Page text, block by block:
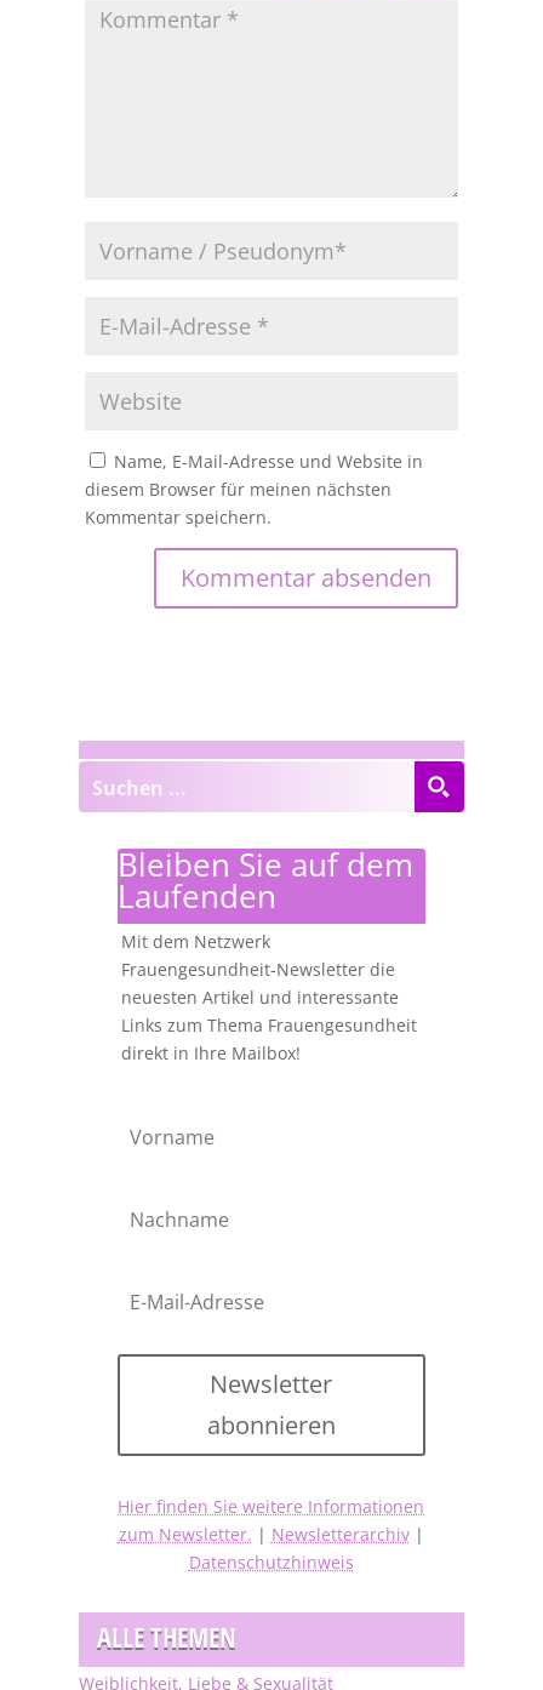
Name, E-Mail-Adresse und Website in
diesem Browser für meinen nächsten
Kommentar speichern.
Bleiben Sie auf dem
Laufenden
Mit dem Netzwerk
Frauengesundheit-Newsletter die
neuesten Artikel und interessante
Links zum Thema Frauengesundheit
direkt in Ihre Mailbox!
Newsletter
abonnieren
Hier finden Sie weitere Informationen
zum Newsletter. | Newsletterarchiv|
Datenschutzhinweis
ALLE THEMEN
Weiblichkeit, Liebe & Sexualität